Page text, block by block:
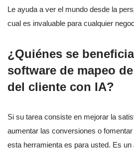
Le ayuda a ver el mundo desde la
cual es invaluable para cualquier
¿Quiénes se
software de mapeo
del cliente con IA?
Si su tarea consiste en mejorar la
aumentar las conversiones o
esta herramienta es para usted. Es